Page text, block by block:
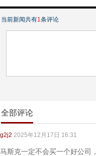
当前新闻共有1条评论
全部评论
g2j2 2025年12月17日 16:31
马斯克一定不会买一个好公司